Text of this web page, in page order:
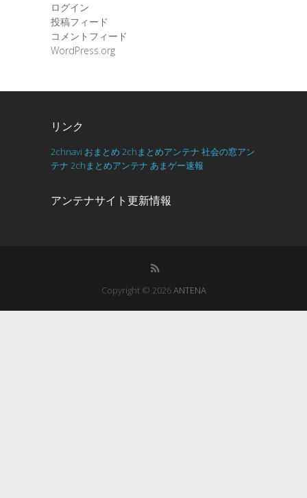
ログイン
投稿フィード
コメントフィード
WordPress.org
リンク
2chnavi おまとめ 2chまとめアンテナ 社会の窓アン
テナ 2chまとめアンテナ あまゲー速報
アンテナサイト更新情報
Copyright © 2026ANTENA